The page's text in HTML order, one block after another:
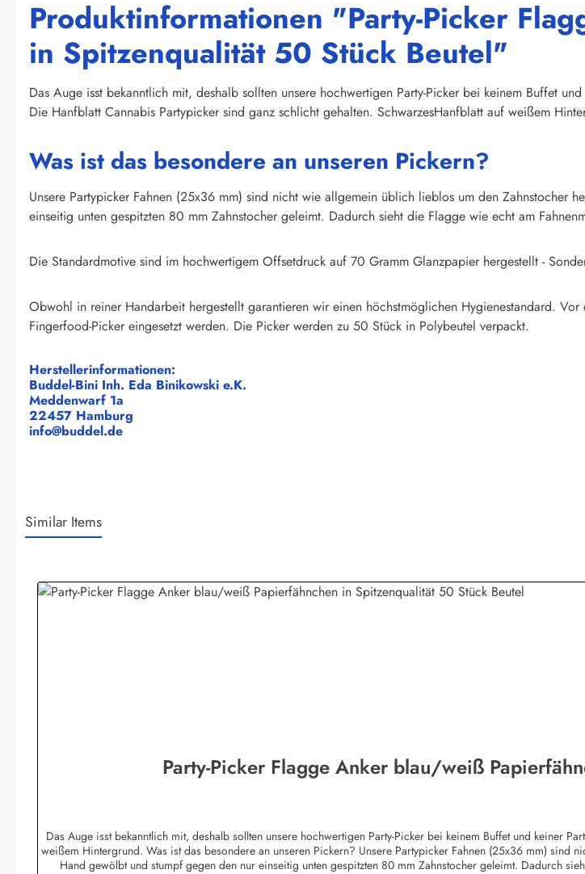
Produktinformationen "Party-Picker
in Spitzenqualität 50 Stück Beutel"
Das Auge isst bekanntlich mit, deshalb sollten unsere hochwertigen Party-Picker bei keinem Buffet
Die Hanfblatt Cannabis Partypicker sind ganz schlicht gehalten. SchwarzesHanfblatt auf weißem
Was ist das besondere an unseren Pickern?
Unsere Partypicker Fahnen (25x36 mm) sind nicht wie allgemein üblich lieblos um den Zahnstocher
einseitig unten gespitzten 80 mm Zahnstocher geleimt. Dadurch sieht die Flagge wie echt am
Die Standardmotive sind im hochwertigem Offsetdruck auf 70 Gramm Glanzpapier hergestellt -
Obwohl in reiner Handarbeit hergestellt garantieren wir einen höchstmöglichen Hygienestandard.
Fingerfood-Picker eingesetzt werden. Die Picker werden zu 50 Stück in Polybeutel verpackt.
Herstellerinformationen:
Buddel-Bini Inh. Eda Binikowski e.K.
Meddenwarf 1a
22457 Hamburg
info@buddel.de
Similar Items
Party-Picker Flagge Anker blau/weiß
Das Auge isst bekanntlich mit, deshalb sollten unsere hochwertigen Party-Picker bei keinem Buffet und keiner
weißem Hintergrund. Was ist das besondere an unseren Pickern? Unsere Partypicker Fahnen (25x36 mm)
Hand gewölbt und stumpf gegen den nur einseitig unten gespitzten 80 mm Zahnstocher geleimt. Dadurch